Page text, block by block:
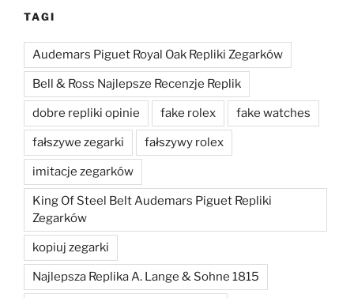
TAGI
Audemars Piguet Royal Oak Repliki Zegarków
Bell & Ross Najlepsze Recenzje Replik
dobre repliki opinie fake rolex fake watches
fałszywe zegarki fałszywy rolex
imitacje zegarków
King Of Steel Belt Audemars Piguet Repliki
Zegarków
kopiuj zegarki
Najlepsza Replika A. Lange & Sohne 1815